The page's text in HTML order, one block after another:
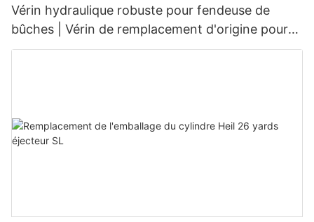
Vérin hydraulique robuste pour fendeuse de
bûches | Vérin de remplacement d'origine pour
fendeuses de bûches de 20 à 45 tonnes